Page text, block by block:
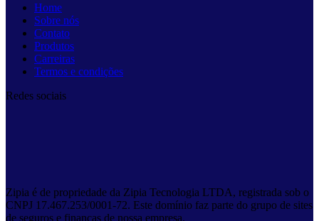
Home
Sobre nós
Contato
Produtos
Carreiras
Termos e condições
Redes sociais
Zipia é de propriedade da Zipia Tecnologia LTDA, registrada sob o
CNPJ 17.467.253/0001-72. Este domínio faz parte do grupo de sites
de seguros e finanças de nossa empresa.